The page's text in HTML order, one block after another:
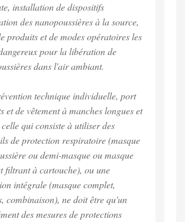
installation de dispositifs
des nanopoussières à la source,
produits et de modes opératoires les
pour la libération de
dans l'air ambiant.
technique individuelle, port
et de vêtement à manches longues et
qui consiste à utiliser des
de protection respiratoire (masque
ou demi-masque ou masque
filtrant à cartouche), ou une
intégrale (masque complet,
combinaison), ne doit être qu'un
des mesures de protections